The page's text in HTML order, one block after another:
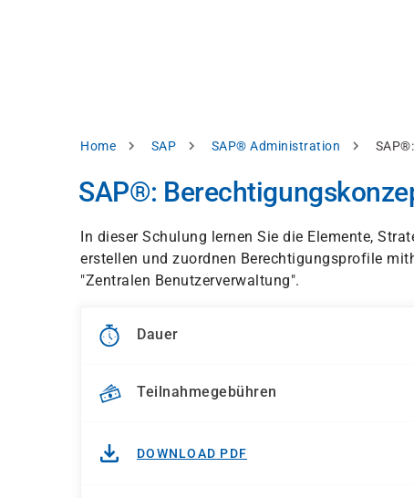
Pfadnavigation
Home SAP SAP® Administration
SAP®:
In dieser Schulung lernen Sie die Elemente,
erstellen und zuordnen Berechtigungsprofile
"Zentralen Benutzerverwaltung".
Dauer
Teilnahmegebühren
DOWNLOAD PDF
akzeptieren
Datenschutzhinweis